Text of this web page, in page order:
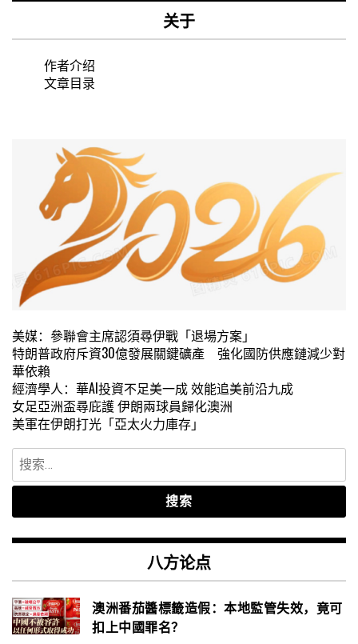
关于
作者介绍
文章目录
美媒：參聯會主席認須尋伊戰「退場方案」
特朗普政府斥資30億發展關鍵礦產 強化國防供應鏈減少對
華依賴
經濟學人：華AI投資不足美一成 效能追美前沿九成
女足亞洲盃尋庇護 伊朗兩球員歸化澳洲
美軍在伊朗打光「亞太火力庫存」
搜
索：
八方论点
澳洲番茄醬標籤造假：本地監管失效，竟可
扣上中國罪名？